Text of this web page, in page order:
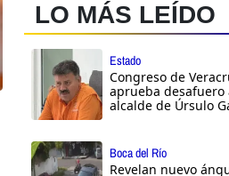
LO MÁS LEÍDO
Estado
Congreso de
aprueba desafuero
alcalde de Úrsulo
Boca del Río
Revelan nuevo